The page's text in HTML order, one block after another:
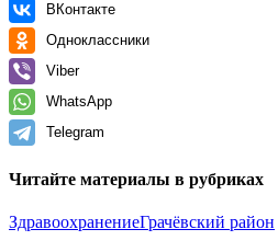
ВКонтакте
Одноклассники
Viber
WhatsApp
Telegram
Читайте материалы в рубриках
ЗдравоохранениеГрачёвский район